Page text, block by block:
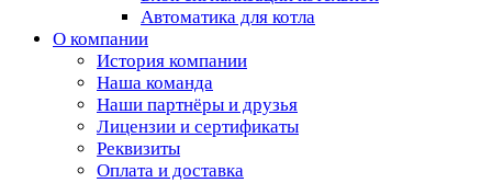
Автоматика для котла
О компании
История компании
Наша команда
Наши партнёры и друзья
Лицензии и сертификаты
Реквизиты
Оплата и доставка